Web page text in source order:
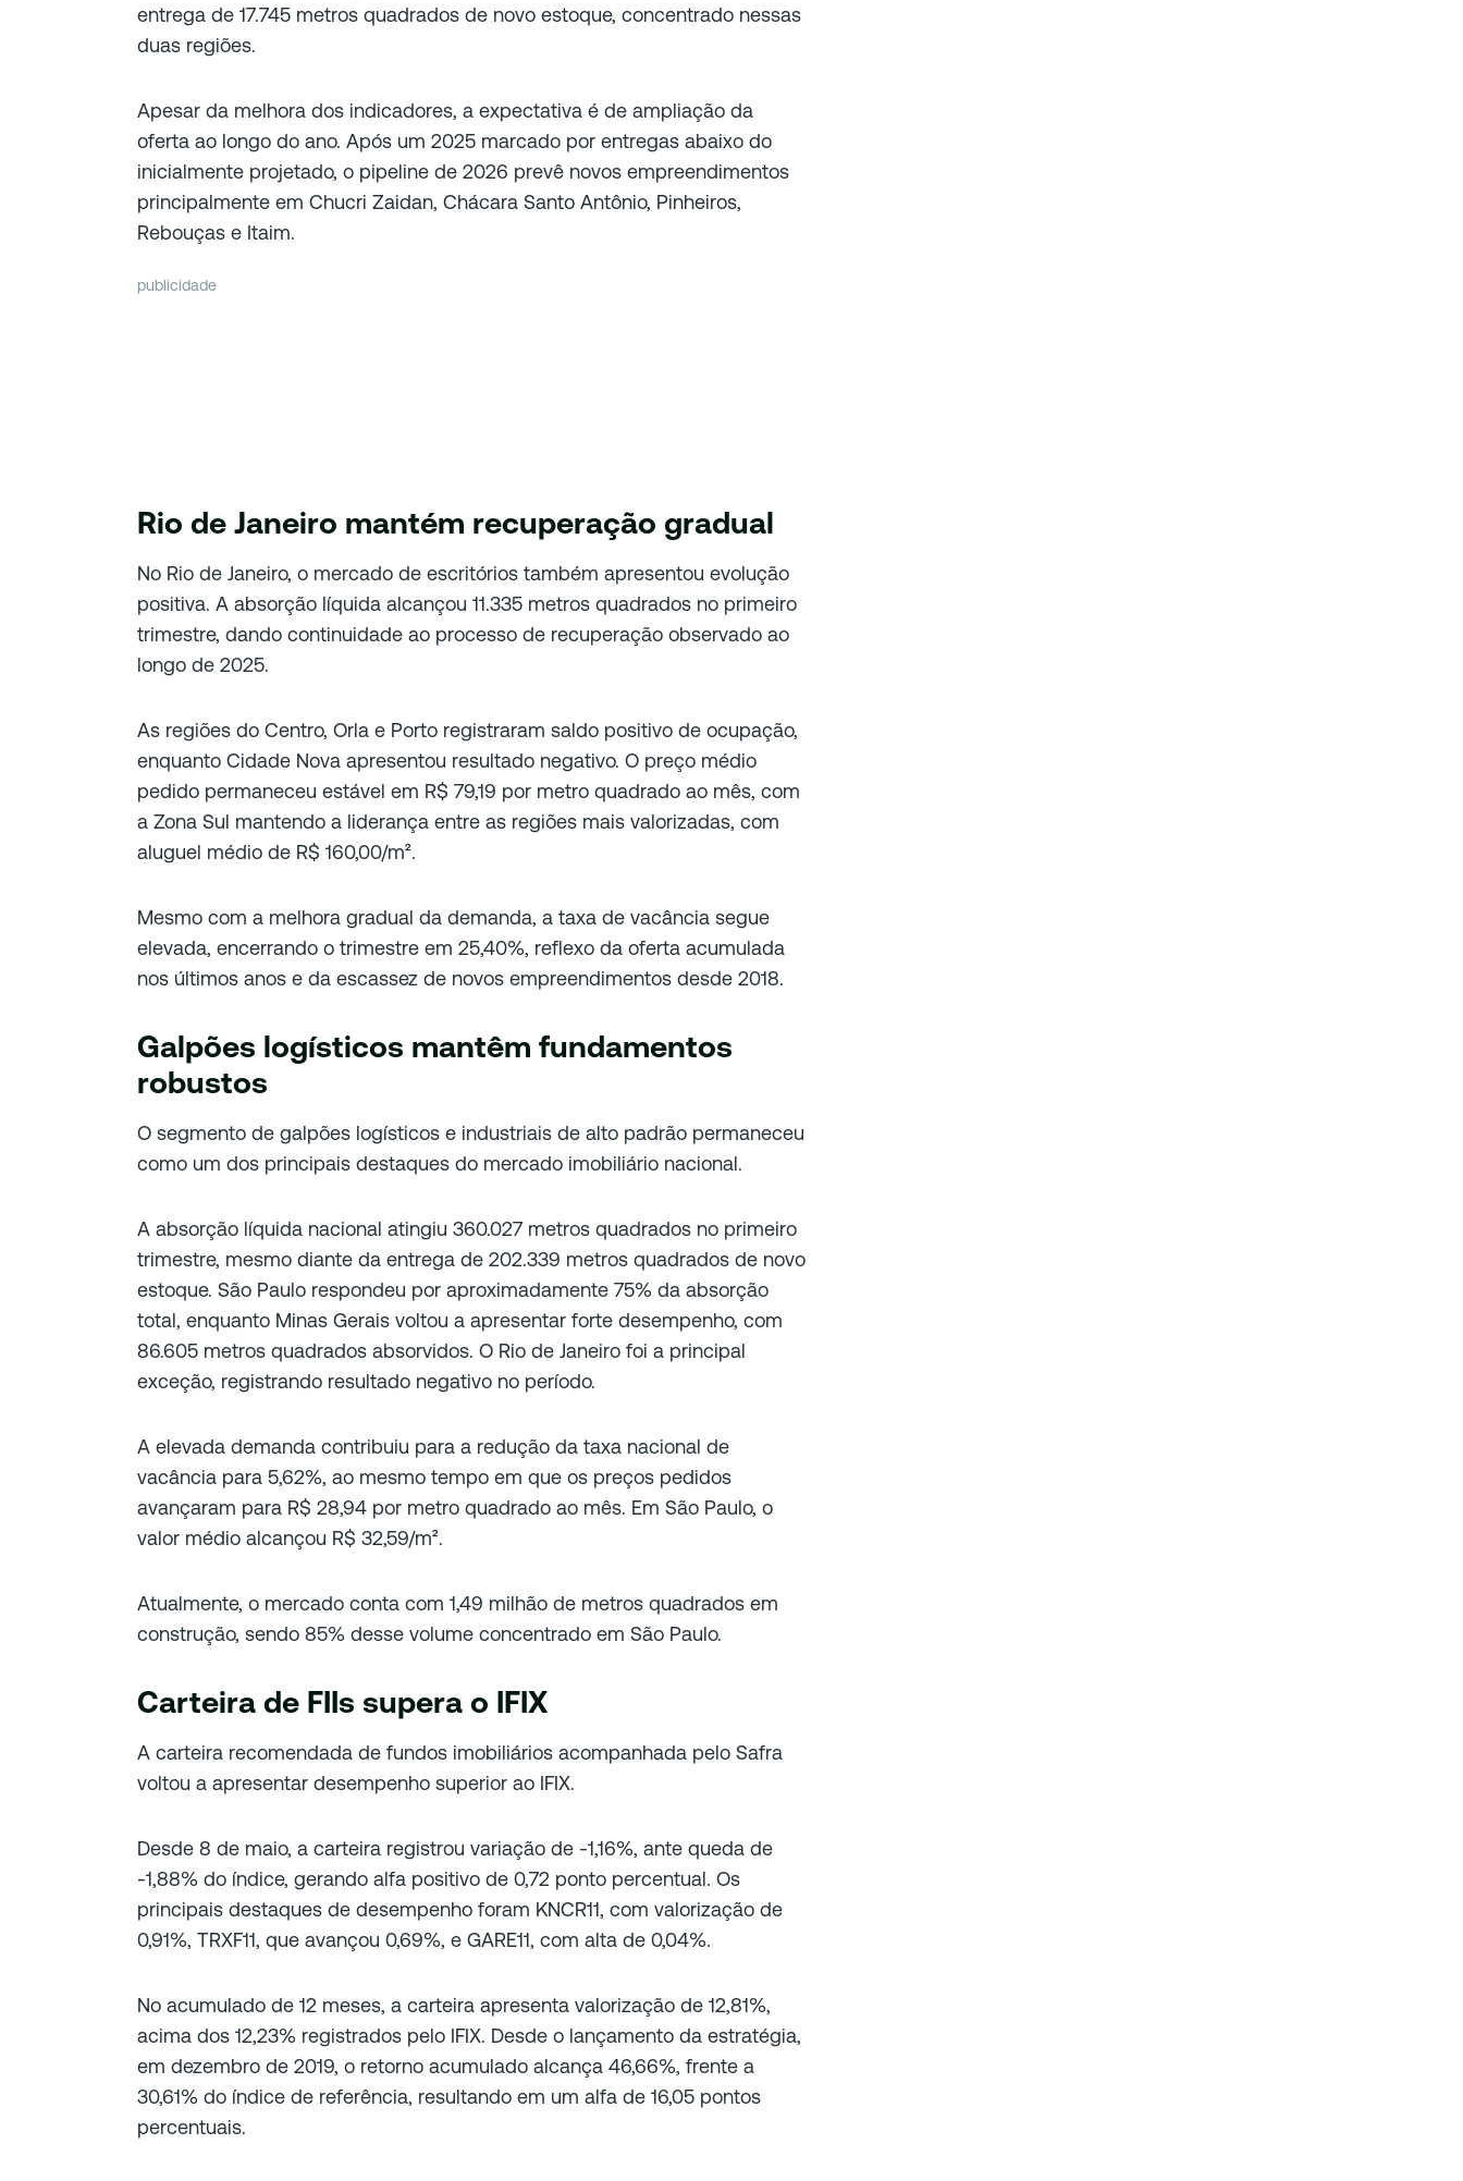
entrega de 17.745 metros quadrados de novo estoque, concentrado nessas
duas regiões.
Apesar da melhora dos indicadores, a expectativa é de ampliação da
oferta ao longo do ano. Após um 2025 marcado por entregas abaixo do
inicialmente projetado, o pipeline de 2026 prevê novos empreendimentos
principalmente em Chucri Zaidan, Chácara Santo Antônio, Pinheiros,
Rebouças e Itaim.
publicidade
Rio de Janeiro mantém recuperação gradual
No Rio de Janeiro, o mercado de escritórios também apresentou evolução
positiva. A absorção líquida alcançou 11.335 metros quadrados no primeiro
trimestre, dando continuidade ao processo de recuperação observado ao
longo de 2025.
As regiões do Centro, Orla e Porto registraram saldo positivo de ocupação,
enquanto Cidade Nova apresentou resultado negativo. O preço médio
pedido permaneceu estável em R$ 79,19 por metro quadrado ao mês, com
a Zona Sul mantendo a liderança entre as regiões mais valorizadas, com
aluguel médio de R$ 160,00/m².
Mesmo com a melhora gradual da demanda, a taxa de vacância segue
elevada, encerrando o trimestre em 25,40%, reflexo da oferta acumulada
nos últimos anos e da escassez de novos empreendimentos desde 2018.
Galpões logísticos mantêm fundamentos
robustos
O segmento de galpões logísticos e industriais de alto padrão permaneceu
como um dos principais destaques do mercado imobiliário nacional.
A absorção líquida nacional atingiu 360.027 metros quadrados no primeiro
trimestre, mesmo diante da entrega de 202.339 metros quadrados de novo
estoque. São Paulo respondeu por aproximadamente 75% da absorção
total, enquanto Minas Gerais voltou a apresentar forte desempenho, com
86.605 metros quadrados absorvidos. O Rio de Janeiro foi a principal
exceção, registrando resultado negativo no período.
A elevada demanda contribuiu para a redução da taxa nacional de
vacância para 5,62%, ao mesmo tempo em que os preços pedidos
avançaram para R$ 28,94 por metro quadrado ao mês. Em São Paulo, o
valor médio alcançou R$ 32,59/m².
Atualmente, o mercado conta com 1,49 milhão de metros quadrados em
construção, sendo 85% desse volume concentrado em São Paulo.
Carteira de FIIs supera o IFIX
A carteira recomendada de fundos imobiliários acompanhada pelo Safra
voltou a apresentar desempenho superior ao IFIX.
Desde 8 de maio, a carteira registrou variação de -1,16%, ante queda de
-1,88% do índice, gerando alfa positivo de 0,72 ponto percentual. Os
principais destaques de desempenho foram KNCR11, com valorização de
0,91%, TRXF11, que avançou 0,69%, e GARE11, com alta de 0,04%.
No acumulado de 12 meses, a carteira apresenta valorização de 12,81%,
acima dos 12,23% registrados pelo IFIX. Desde o lançamento da estratégia,
em dezembro de 2019, o retorno acumulado alcança 46,66%, frente a
30,61% do índice de referência, resultando em um alfa de 16,05 pontos
percentuais.